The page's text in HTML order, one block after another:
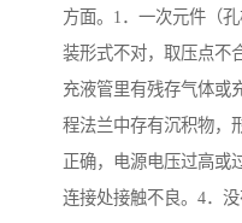
方面。1．一次元件（
装形式不对，取压点不
充液管里有残存气体或
程法兰中存有沉积物，
正确，电源电压过高或
连接处接触不良。4．